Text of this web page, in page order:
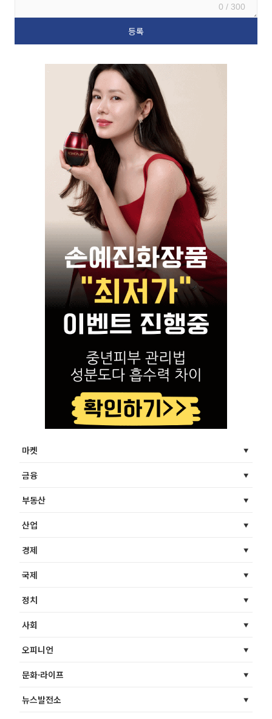
0 / 300
마켓
금융
부동산
산업
경제
국제
정치
사회
오피니언
문화·라이프
뉴스발전소